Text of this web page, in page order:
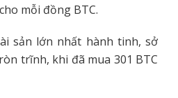
mỗi đồng BTC.
sản lớn nhất hành tinh, sở
trĩnh, khi đã mua 301 BTC